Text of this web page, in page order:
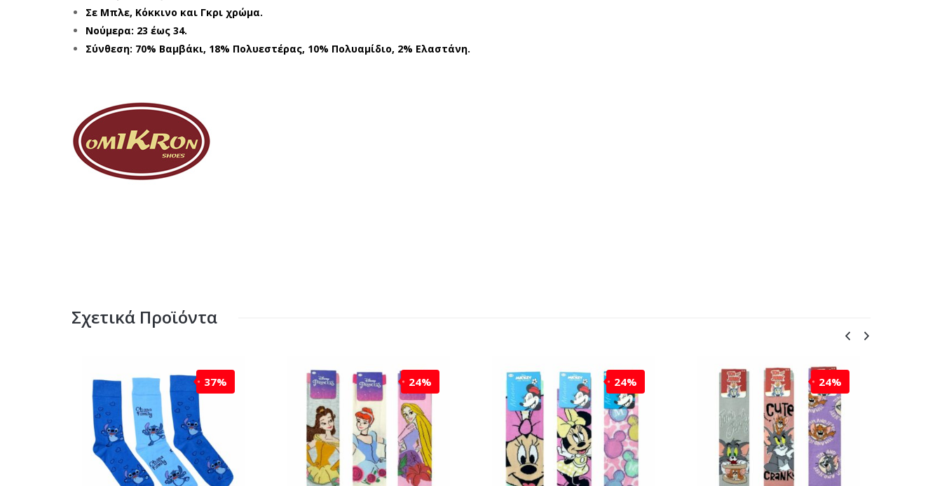
Σε Μπλε, Κόκκινο και Γκρι χρώμα.
Νούμερα: 23 έως 34.
Σύνθεση: 70% Βαμβάκι, 18% Πολυεστέρας, 10% Πολυαμίδιο, 2% Ελαστάνη.
Σχετικά Προϊόντα
37% 24% 24% 24%